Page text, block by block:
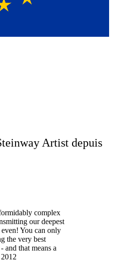
Artist depuis
complex
our deepest
even! You can only
the very best
and that means a